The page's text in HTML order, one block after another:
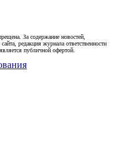
За содержание новостей,
редакция журнала ответственности
публичной офертой.